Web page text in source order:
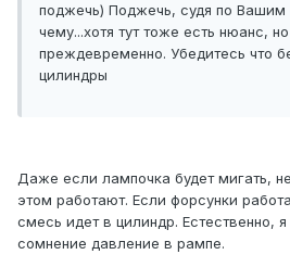
поджечь) Поджечь, судя по Вашим
чему...хотя тут тоже есть нюанс,
преждевременно. Убедитесь что
цилиндры
Даже если лампочка будет мигать,
этом работают. Если форсунки
смесь идет в цилиндр. Естественно,
сомнение давление в рампе.